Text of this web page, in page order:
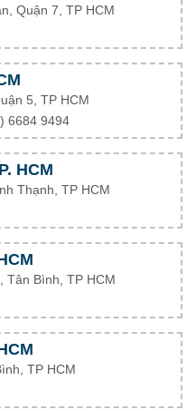
Quận 7, TP HCM
5, TP HCM
6684 9494
HCM
Thạnh, TP HCM
Tân Bình, TP HCM
TP HCM